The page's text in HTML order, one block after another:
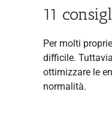
11
Per molti
difficile.
ottimizzare le
normalità.